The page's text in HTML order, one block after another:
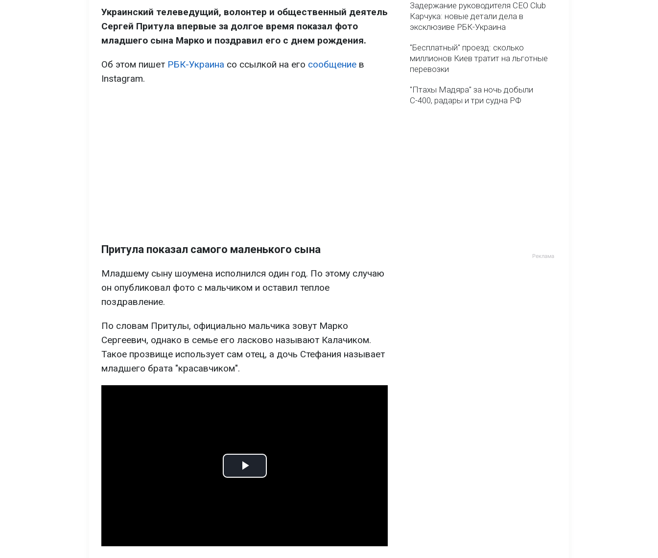
Украинский телеведущий, волонтер и общественный деятель
Сергей Притула впервые за долгое время показал фото
младшего сына Марко и поздравил его с днем рождения.
Об этом пишет РБК-Украина со ссылкой на его сообщение в
Instagram.
Притула показал самого маленького сына
Младшему сыну шоумена исполнился один год. По этому случаю
он опубликовал фото с мальчиком и оставил теплое
поздравление.
По словам Притулы, официально мальчика зовут Марко
Сергеевич, однако в семье его ласково называют Калачиком.
Такое прозвище использует сам отец, а дочь Стефания называет
младшего брата "красавчиком".
Play
Задержание руководителя CEO Club
Карчука: новые детали дела в
эксклюзиве РБК-Украина
"Бесплатный" проезд: сколько
миллионов Киев тратит на льготные
перевозки
"Птахы Мадяра" за ночь добыли
С-400, радары и три судна РФ